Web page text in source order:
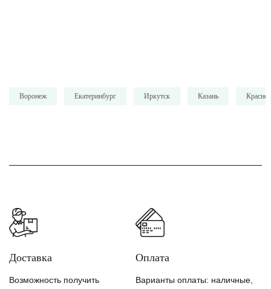
Воронеж Екатеринбург Иркутск Казань
Доставка
Возможность получить
Оплата
Варианты оплаты: наличные,